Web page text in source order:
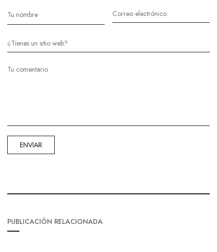
PUBLICACIÓN RELACIONADA